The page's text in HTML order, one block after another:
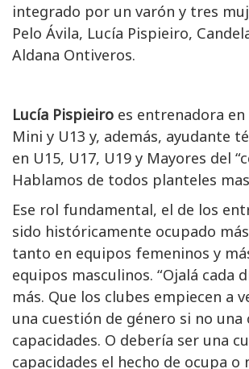
integrado por un varón y tres
Pelo Ávila, Lucía Pispieiro,
Aldana Ontiveros.
Lucía Pispieiro es entrenadora
Mini y U13 y, además, ayudante
en U15, U17, U19 y Mayores del
Hablamos de todos planteles
Ese rol fundamental, el de los
sido históricamente ocupado
tanto en equipos femeninos y
equipos masculinos. “Ojalá cada
más. Que los clubes empiecen a
una cuestión de género si no una
capacidades. O debería ser una
capacidades el hecho de ocupa o